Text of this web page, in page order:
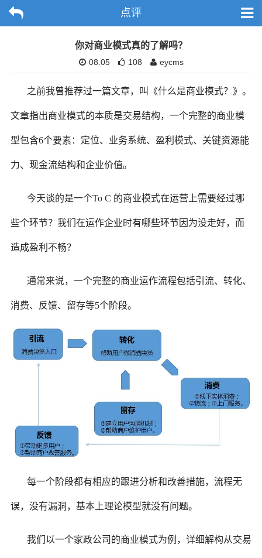
点评
你对商业模式真的了解吗？
08.05 108 eycms
之前我曾推荐过一篇文章，叫《什么是商业模式？》。
文章指出商业模式的本质是交易结构，一个完整的商业模
型包含6个要素：定位、业务系统、盈利模式、关键资源能
力、现金流结构和企业价值。
今天谈的是一个To C 的商业模式在运营上需要经过哪
些个环节？我们在运作企业时有哪些环节因为没走好，而
造成盈利不畅？
通常来说，一个完整的商业运作流程包括引流、转化、
消费、反馈、留存等5个阶段。
每一个阶段都有相应的跟进分析和改善措施，流程无
误，没有漏洞，基本上理论模型就没有问题。
我们以一个家政公司的商业模式为例，详细解构从交易